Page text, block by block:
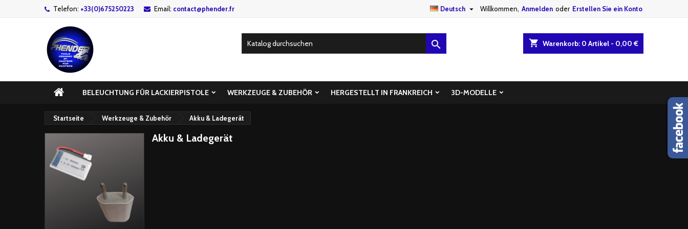
Telefon: +33(0)675250223 Email: contact@phender.fr Willkommen, Anmelden oder Erstellen Sie ein Konto
Deutsch 
shopping_cart Warenkorb: 0Artikel - 0,00 €

BELEUCHTUNG FÜR LACKIERPISTOLE WERKZEUGE & ZUBEHÖR HERGESTELLT IN FRANKREICH 3D-MODELLE
Startseite Werkzeuge & Zubehör Akku & Ladegerät
Akku & Ladegerät